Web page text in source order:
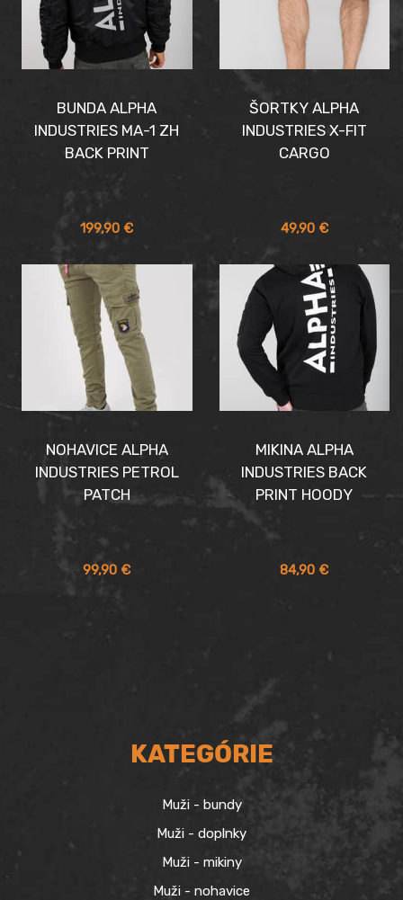
BUNDA ALPHA
INDUSTRIES MA-1 ZH
BACK PRINT
199,90 €
ŠORTKY ALPHA
INDUSTRIES X-FIT
CARGO
49,90 €
NOHAVICE ALPHA
INDUSTRIES PETROL
PATCH
99,90 €
MIKINA ALPHA
INDUSTRIES BACK
PRINT HOODY
84,90 €
KATEGÓRIE
Muži - bundy
Muži - doplnky
Muži - mikiny
Muži - nohavice